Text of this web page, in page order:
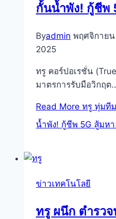
กั้นน้ำพัง! กู้ชีพ
Byadmin พฤศจิกาย
2025
ทรู คอร์ปอเรชั่น
มาตรการรับมือวิกฤต
Read More ทรู ทุ่มที
น้ำพัง! กู้ชีพ 5G สู้มห
ข่าวเทคโนโลยี
ทรู ผนึก ตำรว